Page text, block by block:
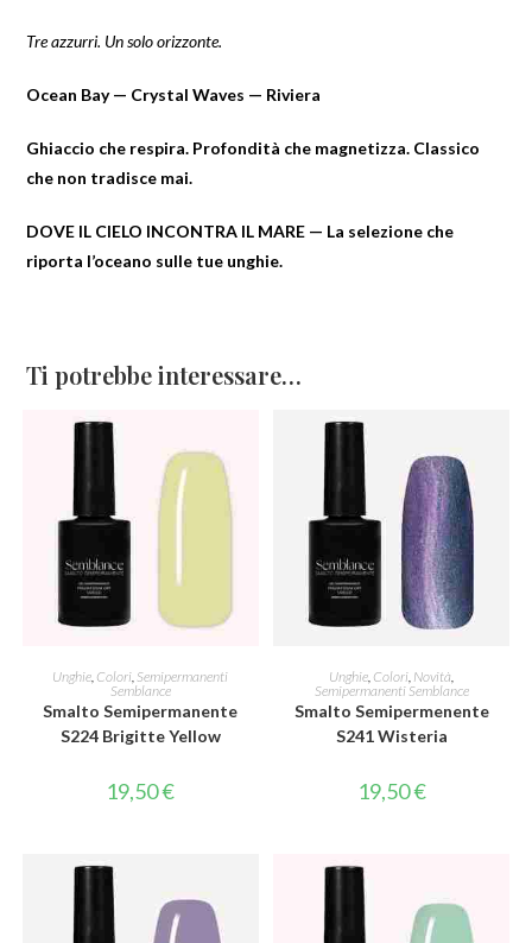
Tre azzurri. Un solo orizzonte.
Ocean Bay — Crystal Waves — Riviera
Ghiaccio che respira. Profondità che magnetizza. Classico
che non tradisce mai.
DOVE IL CIELO INCONTRA IL MARE — La selezione che
riporta l’oceano sulle tue unghie.
Ti potrebbe interessare…
AGGIUNGI AL CARRELLO
Unghie Colori Semipermanenti
Semblance
Smalto Semipermanente
S224 Brigitte Yellow
19,50€
AGGIUNGI AL CARRELLO
Unghie Colori Novità
Semipermanenti Semblance
Smalto Semipermenente
S241 Wisteria
19,50€